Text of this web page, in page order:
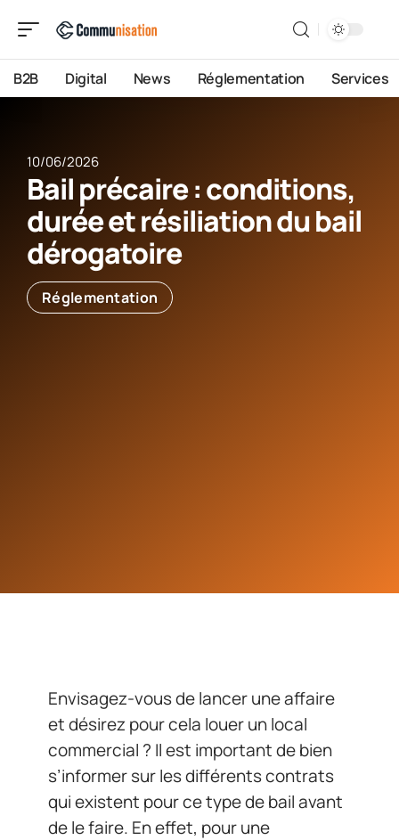
B2B Digital News Réglementation Services
10/06/2026
Bail précaire : conditions,
durée et résiliation du bail
dérogatoire
Réglementation
Envisagez-vous de lancer une affaire
et désirez pour cela louer un local
commercial ? Il est important de bien
s’informer sur les différents contrats
qui existent pour ce type de bail avant
de le faire. En effet, pour une